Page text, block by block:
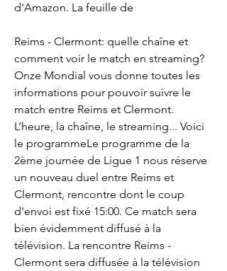
d'Amazon. La feuille de
Reims - Clermont: quelle chaîne et
comment voir le match en streaming?
Onze Mondial vous donne toutes les
informations pour pouvoir suivre le
match entre Reims et Clermont.
L’heure, la chaîne, le streaming... Voici
le programmeLe programme de la
2ème journée de Ligue 1 nous réserve
un nouveau duel entre Reims et
Clermont, rencontre dont le coup
d'envoi est fixé 15:00. Ce match sera
bien évidemment diffusé à la
télévision. La rencontre Reims -
Clermont sera diffusée à la télévision